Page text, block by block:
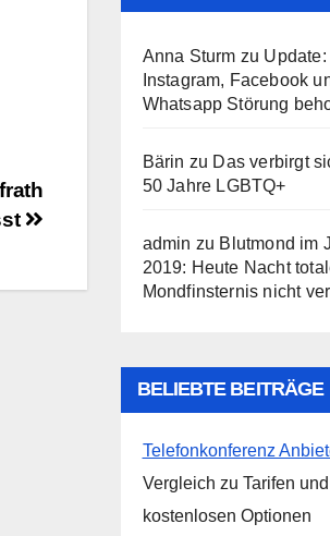
Anna Sturm zu Update:
Instagram, Facebook
Whatsapp Störung
Bärin zu Das verbirgt
50 Jahre LGBTQ+
admin zu Blutmond im
2019: Heute Nacht
Mondfinsternis nicht
BELIEBTE BEITRÄGE
Telefonkonferenz
Vergleich zu Tarifen und
kostenlosen Optionen